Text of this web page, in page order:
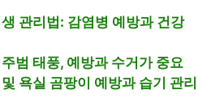
관리법: 감염병 예방과 건강
범 태풍, 예방과 수거가 중요
욕실 곰팡이 예방과 습기 관리